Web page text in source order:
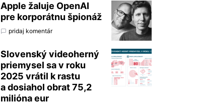
Apple žaluje OpenAI
pre korporátnu špionáž
pridaj komentár
Slovenský videoherný
priemysel sa v roku
2025 vrátil k rastu
a dosiahol obrat 75,2
milióna eur